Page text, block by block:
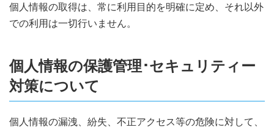
個人情報の取得は、常に利用目的を明確に定め、それ以外
での利用は一切行いません。
個人情報の保護管理･セキュリティー
対策について
個人情報の漏洩、紛失、不正アクセス等の危険に対して、